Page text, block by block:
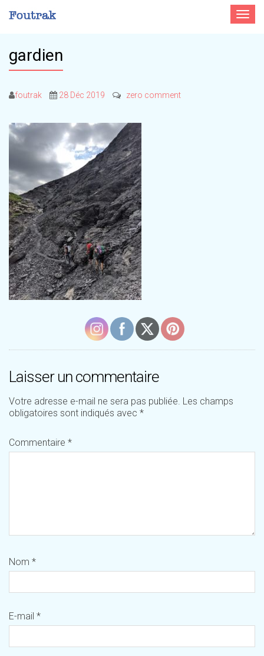
Toggle
gardien
foutrak 28 Déc 2019 zero comment
Laisser un commentaire
Votre adresse e-mail ne sera pas publiée. Les champs
obligatoires sont indiqués avec *
Commentaire *
Nom *
E-mail *